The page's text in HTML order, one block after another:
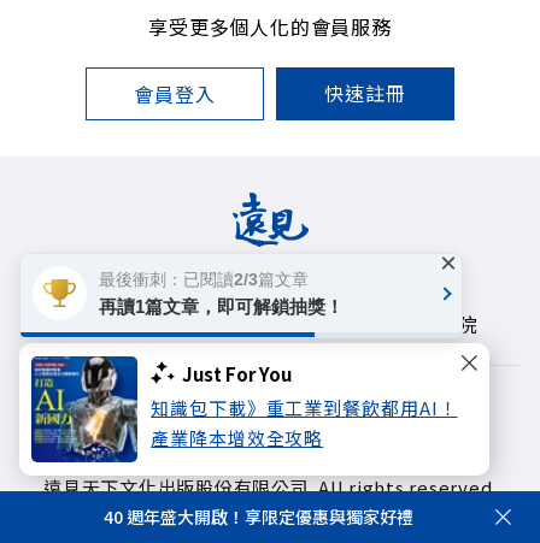
Just For You
知識包下載》重工業到餐飲都用AI！
產業降本增效全攻略
享受更多個人化的會員服務
會員登入 快速註冊
遠見雜誌 哈佛商業評論
未來親子學習平台
50+ 領導影響力學院
著作權聲明
隱私權政策
遠見天下文化出版股份有限公司. All rights reserved.
40 週年盛大開啟！享限定優惠與獨家好禮
最後衝刺：已閱讀2/3篇文章
再讀1篇文章，即可解鎖抽獎！
×